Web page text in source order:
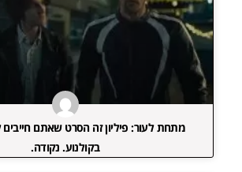
מתחת לעור: פיליון זה הסרט שאתם חייבים
בקולנוע. נקודה.